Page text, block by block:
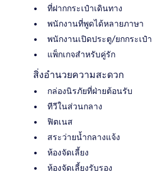
ที่ฝากกระเป๋าเดินทาง
พนักงานที่พูดได้หลายภาษา
พนักงานเปิดประตู/ยกกระเป๋า
แพ็กเกจสำหรับคู่รัก
สิ่งอำนวยความสะดวก
กล่องนิรภัยที่ฝ่ายต้อนรับ
ทีวีในส่วนกลาง
ฟิตเนส
สระว่ายน้ำกลางแจ้ง
ห้องจัดเลี้ยง
ห้องจัดเลี้ยงรับรอง